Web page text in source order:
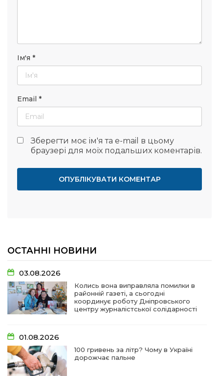
Ім'я *
Email *
Зберегти моє ім'я та e-mail в цьому
браузері для моїх подальших коментарів.
ОСТАННІ НОВИНИ
03.08.2026
Колись вона виправляла помилки в
районній газеті, а сьогодні
координує роботу Дніпровського
центру журналістської солідарності
01.08.2026
100 гривень за літр? Чому в Україні
дорожчає пальне